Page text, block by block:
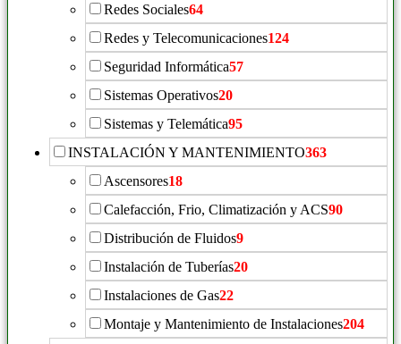
Redes Sociales64
Redes y Telecomunicaciones124
Seguridad Informática57
Sistemas Operativos20
Sistemas y Telemática95
INSTALACIÓN Y MANTENIMIENTO363
Ascensores18
Calefacción, Frio, Climatización y ACS90
Distribución de Fluidos9
Instalación de Tuberías20
Instalaciones de Gas22
Montaje y Mantenimiento de Instalaciones204